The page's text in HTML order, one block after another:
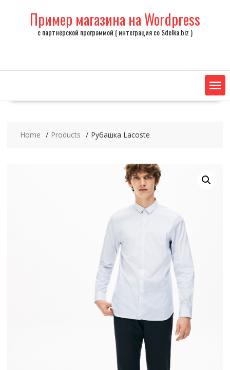
Пример магазина на Wordpress
с партнёрской программой ( интеграция со Sdelka.biz )
Home Products Рубашка Lacoste